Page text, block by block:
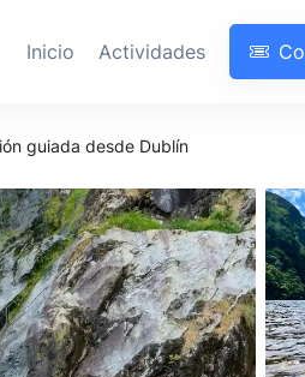
Inicio Actividades
guiada desde Dublín